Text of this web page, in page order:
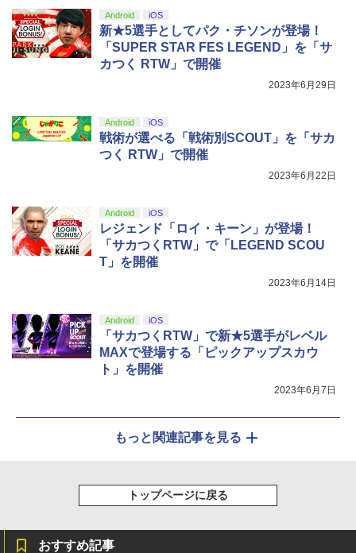
【Amazon.co.jp限定】劇場版モノノ怪
第三章 蛇神 (オリジナル特典:オリジナル
しイラストボード付) [DVD]
￥8,800
Android iOS
新★5選手としてパク・チソンが登場！
「SUPER STAR FES LEGEND」を「サ
カつく RTW」で開催
2023年6月29日
Android iOS
戦術が選べる「戦術別SCOUT」を「サカ
つく RTW」で開催
2023年6月22日
Android iOS
レジェンド「ロイ・キーン」が登場！
「サカつくRTW」で「LEGEND SCOU
T」を開催
2023年6月14日
Android iOS
「サカつくRTW」で新★5選手がレベル
MAXで登場する「ピックアップスカウ
ト」を開催
2023年6月7日
もっと関連記事を見る
トップページに戻る
おすすめ記事